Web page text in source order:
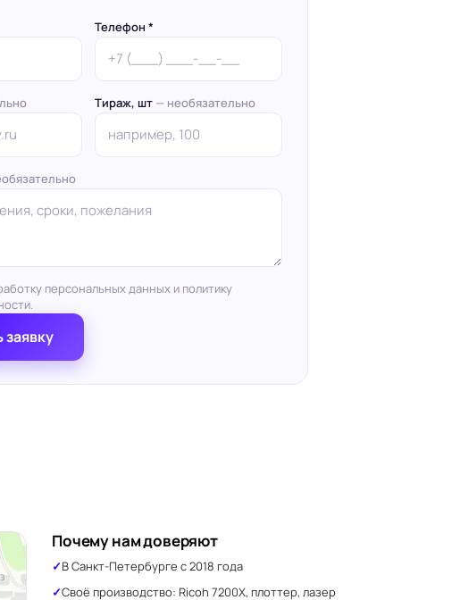
Телефон *
Тираж, шт — необязательно
персональных данных и политику
Почему нам доверяют
В Санкт-Петербурге с 2018 года
Своё производство: Ricoh 7200X, плоттер, лазер